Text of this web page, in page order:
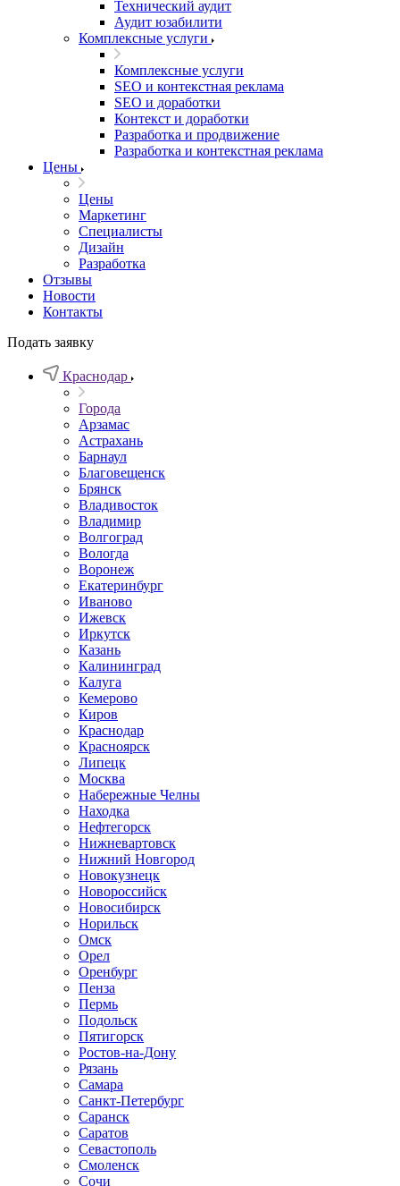
Технический аудит
Аудит юзабилити
Комплексные услуги
Комплексные услуги
SEO и контекстная реклама
SEO и доработки
Контекст и доработки
Разработка и продвижение
Разработка и контекстная реклама
Цены
Цены
Маркетинг
Специалисты
Дизайн
Разработка
Отзывы
Новости
Контакты
Подать заявку
Краснодар
Города
Арзамас
Астрахань
Барнаул
Благовещенск
Брянск
Владивосток
Владимир
Волгоград
Вологда
Воронеж
Екатеринбург
Иваново
Ижевск
Иркутск
Казань
Калининград
Калуга
Кемерово
Киров
Краснодар
Красноярск
Липецк
Москва
Набережные Челны
Находка
Нефтегорск
Нижневартовск
Нижний Новгород
Новокузнецк
Новороссийск
Новосибирск
Норильск
Омск
Орел
Оренбург
Пенза
Пермь
Подольск
Пятигорск
Ростов-на-Дону
Рязань
Самара
Санкт-Петербург
Саранск
Саратов
Севастополь
Смоленск
Сочи